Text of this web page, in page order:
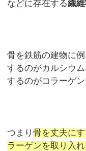
などに存在する繊
骨を鉄筋の建物に
するのがカルシウ
するのがコラーゲン
つまり骨を丈夫に
ラーゲンを取り入